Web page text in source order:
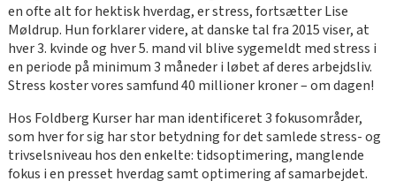
en ofte alt for hektisk hverdag, er stress, fortsætter Lise
Møldrup. Hun forklarer videre, at danske tal fra 2015 viser, at
hver 3. kvinde og hver 5. mand vil blive sygemeldt med stress i
en periode på minimum 3 måneder i løbet af deres arbejdsliv.
Stress koster vores samfund 40 millioner kroner – om dagen!
Hos Foldberg Kurser har man identificeret 3 fokusområder,
som hver for sig har stor betydning for det samlede stress- og
trivselsniveau hos den enkelte: tidsoptimering, manglende
fokus i en presset hverdag samt optimering af samarbejdet.